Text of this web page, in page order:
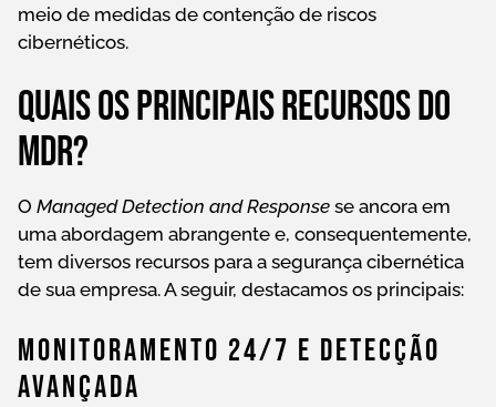
meio de medidas de contenção de riscos
cibernéticos.
Quais os principais recursos do
MDR?
O Managed Detection and Response se ancora em
uma abordagem abrangente e, consequentemente,
tem diversos recursos para a segurança cibernética
de sua empresa. A seguir, destacamos os principais:
Monitoramento 24/7 E Detecção
Avançada